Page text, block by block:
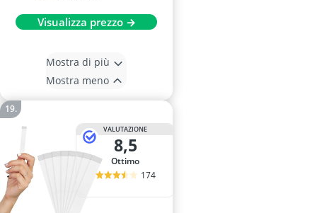
Visualizza prezzo →
Mostra di più
Mostra meno
VALUTAZIONE
8,5
Ottimo
174